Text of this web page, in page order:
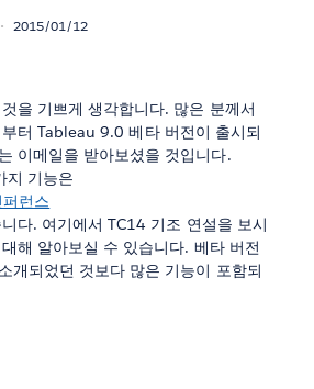
2015/01/12
을 기쁘게 생각합니다. 많은 분께서
터 Tableau 9.0 베타 버전이 출시되
이메일을 받아보셨을 것입니다.
지 기능은
런스
다. 여기에서 TC14 기조 연설을 보시
해 알아보실 수 있습니다. 베타 버전
개되었던 것보다 많은 기능이 포함되